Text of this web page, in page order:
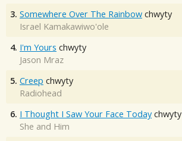
3. Somewhere Over The Rainbow chwyty
Israel Kamakawiwo'ole
4. I'm Yours chwyty
Jason Mraz
5. Creep chwyty
Radiohead
6. I Thought I Saw Your Face Today chwyty
She and Him